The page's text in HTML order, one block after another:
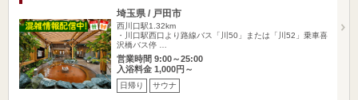
埼玉県 / 戸田市
西川口駅1.32km
・川口駅西口より路線バス「川50」または「川52」乗車喜
沢橋バス停 …
営業時間 9:00～25:00
入浴料金 1,000円～
日帰り サウナ